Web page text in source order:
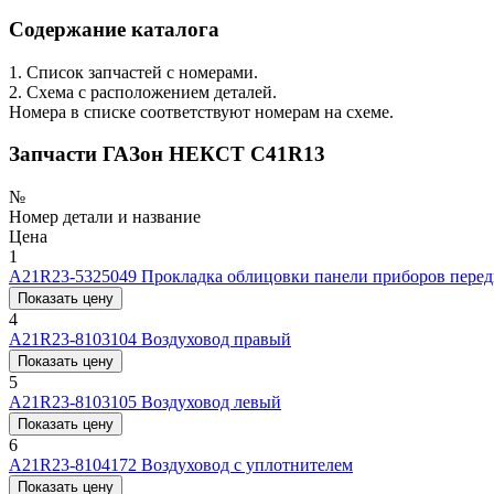
Содержание каталога
1. Список запчастей с номерами.
2. Схема с расположением деталей.
Номера в списке соответствуют номерам на схеме.
Запчасти ГАЗон НЕКСТ C41R13
№
Номер детали и название
Цена
1
А21R23-5325049 Прокладка облицовки панели приборов
Показать цену
4
А21R23-8103104 Воздуховод правый
Показать цену
5
А21R23-8103105 Воздуховод левый
Показать цену
6
А21R23-8104172 Воздуховод с уплотнителем
Показать цену